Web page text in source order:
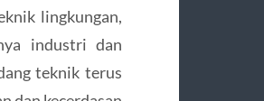
lingkungan,
industri dan
teknik terus